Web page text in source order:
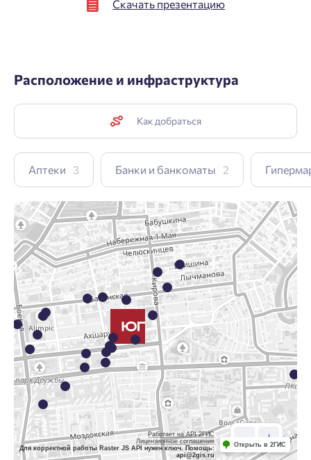
Скачать презентацию
Расположение и инфраструктура
Как добраться
Аптеки 3 Банки и банкоматы 2
Работает на API 2ГИС
Лицензионное соглашение
Для корректной работы Raster JS API нужен ключ. Помощь:
api@2gis.ru
Открыть в 2ГИС